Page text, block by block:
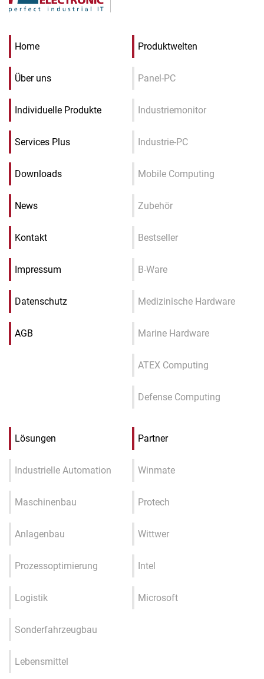
Home
Über uns
Individuelle Produkte
Services Plus
Downloads
News
Kontakt
Impressum
Datenschutz
AGB
Produktwelten
Panel-PC
Industriemonitor
Industrie-PC
Mobile Computing
Zubehör
Bestseller
B-Ware
Medizinische Hardware
Marine Hardware
ATEX Computing
Defense Computing
Lösungen
Industrielle Automation
Maschinenbau
Anlagenbau
Prozessoptimierung
Logistik
Sonderfahrzeugbau
Lebensmittel
Partner
Winmate
Protech
Wittwer
Intel
Microsoft